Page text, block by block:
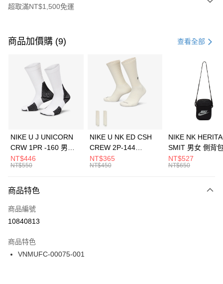
超取滿NT$1,500免運
信用卡一次付款
3 期 0 利率 每期 21家銀行
合作金庫商業銀行
第一商業銀行
華南商業銀行
彰化商業銀行
上海商業儲蓄銀行
元大商業銀行
台灣樂天信用卡公司
Apple Pay
全盈+PAY
AFTEE先享後付
【關於「AFTEE先享後付」】
便利好安心！
１．簡單：不需註冊會員、不需綁卡、不需儲值。
【「AFTEE先享後付」結帳流程】
運送方式
7-11取貨(快速到店)
宅配
商品加價購 (9) 查看全部
NIKE U J UNICORN
CRW 1PR -160 男女
中統襪 FZ3393100
NT$446
NT$550
NIKE U NK ED CSH
CREW 2P-144
EMBRDY 男女 短統襪
FZ3073133
NT$365
NT$450
NIKE NK
SMIT 男女 側背
BA5871010
NT$527
NT$650
商品特色
商品編號
10840813
商品特色
VNMUFC-00075-001